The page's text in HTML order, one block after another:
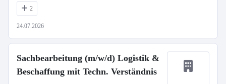
2
24.07.2026
Sachbearbeitung (m/w/d) Logistik &
Beschaffung mit Techn. Verständnis